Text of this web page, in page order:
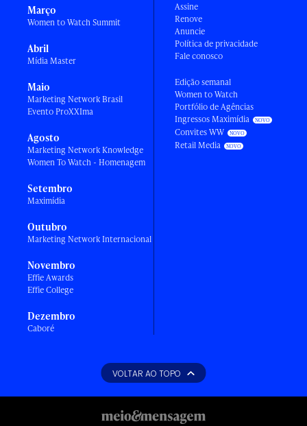
Março
Women to Watch Summit
Abril
Mídia Master
Maio
Marketing Network Brasil
Evento ProXXIma
Agosto
Marketing Network Knowledge
Women To Watch - Homenagem
Setembro
Maximídia
Outubro
Marketing Network Internacional
Novembro
Effie Awards
Effie College
Dezembro
Caboré
Assine
Renove
Anuncie
Política de privacidade
Fale conosco
Edição semanal
Women to Watch
Portfólio de Agências
Ingressos Maximídia
Convites WW
Retail Media
VOLTAR AO TOPO